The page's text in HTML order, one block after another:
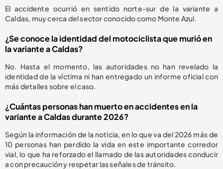
El accidente ocurrió en sentido norte-sur de la variante a
Caldas, muy cerca del sector conocido como Monte Azul.
¿Se conoce la identidad del motociclista que murió en
la variante a Caldas?
No. Hasta el momento, las autoridades no han revelado la
identidad de la víctima ni han entregado un informe oficial con
más detalles sobre el caso.
¿Cuántas personas han muerto en accidentes en la
variante a Caldas durante 2026?
Según la información de la noticia, en lo que va del 2026 más de
10 personas han perdido la vida en este importante corredor
vial, lo que ha reforzado el llamado de las autoridades conducir
a con precaución y respetar las señales de tránsito.